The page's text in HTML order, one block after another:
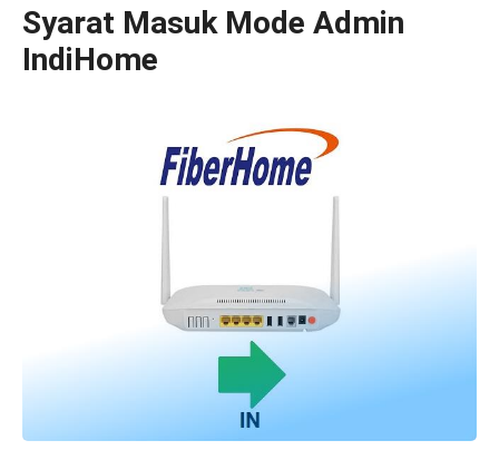
Syarat Masuk Mode Admin
IndiHome